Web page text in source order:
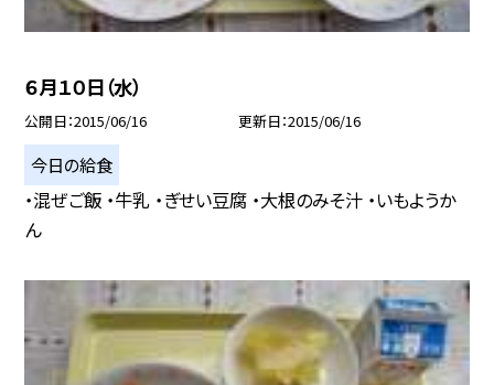
６月１０日（水）
公開日 2015/06/16 更新日 2015/06/16
今日の給食
・混ぜご飯 ・牛乳 ・ぎせい豆腐 ・大根のみそ汁 ・いもようか
ん